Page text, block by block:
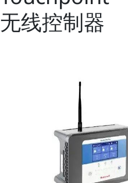
无线控制器